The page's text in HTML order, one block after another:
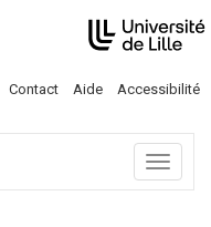
Contact Aide Accessibilité
Menu